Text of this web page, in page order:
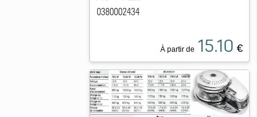
0380002434
À partir de 15.10 €